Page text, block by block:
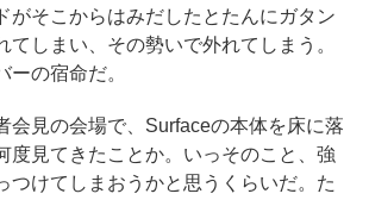
がそこからはみだしたとたんにガタン
てしまい、その勢いで外れてしまう。
ーの宿命だ。
見の会場で、Surfaceの本体を床に落
度見てきたことか。いっそのこと、強
つけてしまおうかと思うくらいだ。た